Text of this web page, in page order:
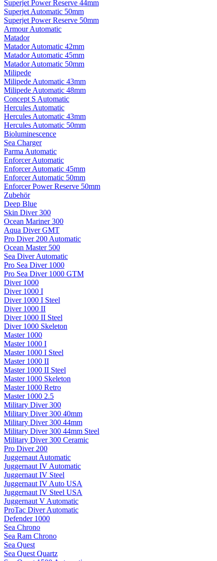
Superjet Power Reserve 44mm
Superjet Automatic 50mm
Superjet Power Reserve 50mm
Armour Automatic
Matador
Matador Automatic 42mm
Matador Automatic 45mm
Matador Automatic 50mm
Milipede
Milipede Automatic 43mm
Milipede Automatic 48mm
Concept S Automatic
Hercules Automatic
Hercules Automatic 43mm
Hercules Automatic 50mm
Bioluminescence
Sea Charger
Parma Automatic
Enforcer Automatic
Enforcer Automatic 45mm
Enforcer Automatic 50mm
Enforcer Power Reserve 50mm
Zubehör
Deep Blue
Skin Diver 300
Ocean Mariner 300
Aqua Diver GMT
Pro Diver 200 Automatic
Ocean Master 500
Sea Diver Automatic
Pro Sea Diver 1000
Pro Sea Diver 1000 GTM
Diver 1000
Diver 1000 I
Diver 1000 I Steel
Diver 1000 II
Diver 1000 II Steel
Diver 1000 Skeleton
Master 1000
Master 1000 I
Master 1000 I Steel
Master 1000 II
Master 1000 II Steel
Master 1000 Skeleton
Master 1000 Retro
Master 1000 2.5
Military Diver 300
Military Diver 300 40mm
Military Diver 300 44mm
Military Diver 300 44mm Steel
Military Diver 300 Ceramic
Pro Diver 200
Juggernaut Automatic
Juggernaut IV Automatic
Juggernaut IV Steel
Juggernaut IV Auto USA
Juggernaut IV Steel USA
Juggernaut V Automatic
ProTac Diver Automatic
Defender 1000
Sea Chrono
Sea Ram Chrono
Sea Quest
Sea Quest Quartz